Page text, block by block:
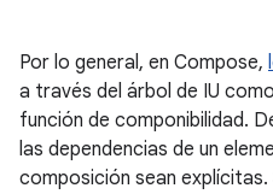
Por lo general, en Compose,
a través del árbol de IU
función de componibilidad.
las dependencias de un
composición sean